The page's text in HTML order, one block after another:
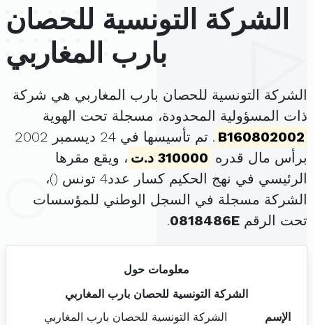
الشركة التونسية للحصان
بارب المغاربي
الشركة التونسية للحصان بارب المغاربي هي شركة
ذات المسؤولية المحدودة، مسجلة تحت الهوية
B160802002
. تم تأسيسها في 24 ديسمبر 2002
برأس مال قدره 310000 د.ت
، ويقع مقرها
الرئيسي في نهج الحكيم كسار عدد4 تونس (
)،
الشركة مسجلة في السجل الوطني للمؤسسات
تحت الرقم 0818486E
.
معلومات حول
الشركة التونسية للحصان بارب المغاربي
الإسم
الشركة التونسية للحصان بارب المغاربي